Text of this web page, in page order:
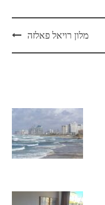
מלון רויאל פאלזה